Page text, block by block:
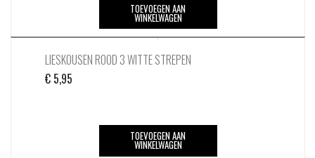
TOEVOEGEN AAN
WINKELWAGEN
LIESKOUSEN ROOD 3 WITTE STREPEN
€ 5,95
TOEVOEGEN AAN
WINKELWAGEN